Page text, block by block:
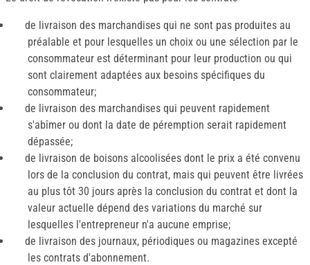
de livraison des marchandises qui ne sont pas produites au
préalable et pour lesquelles un choix ou une sélection par le
consommateur est déterminant pour leur production ou qui
sont clairement adaptées aux besoins spécifiques du
consommateur;
de livraison des marchandises qui peuvent rapidement
s'abîmer ou dont la date de péremption serait rapidement
dépassée;
de livraison de boisons alcoolisées dont le prix a été convenu
lors de la conclusion du contrat, mais qui peuvent être livrées
au plus tôt 30 jours après la conclusion du contrat et dont la
valeur actuelle dépend des variations du marché sur
lesquelles l'entrepreneur n'a aucune emprise;
de livraison des journaux, périodiques ou magazines excepté
les contrats d'abonnement.